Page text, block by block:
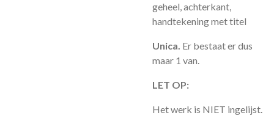
geheel, achterkant,
handtekening met titel
Unica. Er bestaat er dus
maar 1 van.
LET OP:
Het werk is NIET ingelijst.